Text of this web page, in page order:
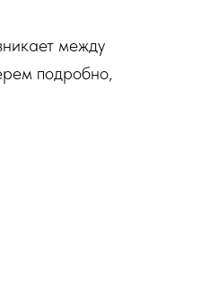
между
подробно,